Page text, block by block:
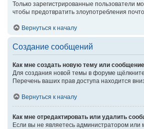
Только зарегистрированные пользователи
чтобы предотвратить злоупотребления
Вернуться к началу
Создание сообщений
Как мне создать новую тему или
Для создания новой темы в форуме
Перечень ваших прав доступа находится
Вернуться к началу
Как мне отредактировать или удалить
Если вы не являетесь администратором